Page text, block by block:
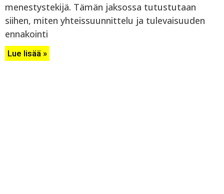
menestystekijä. Tämän jaksossa tutustutaan
siihen, miten yhteissuunnittelu ja tulevaisuuden
ennakointi
Lue lisää »